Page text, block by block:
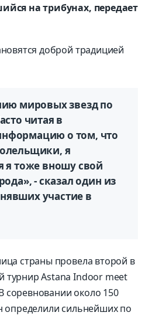
на трибунах, передает
доброй традицией
мировых звезд по
читая в
о том, что
я
я тоже вношу свой
- сказал один из
участие в
страны провела второй в
турнир Astana Indoor meet
соревновании около 150
определили сильнейших по